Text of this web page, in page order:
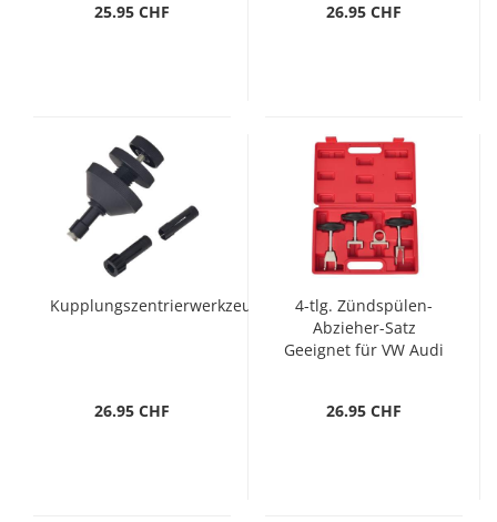
25.95 CHF
26.95 CHF
Kupplungszentrierwerkzeug
26.95 CHF
4-tlg. Zündspülen-
Abzieher-Satz
Geeignet für VW Audi
26.95 CHF